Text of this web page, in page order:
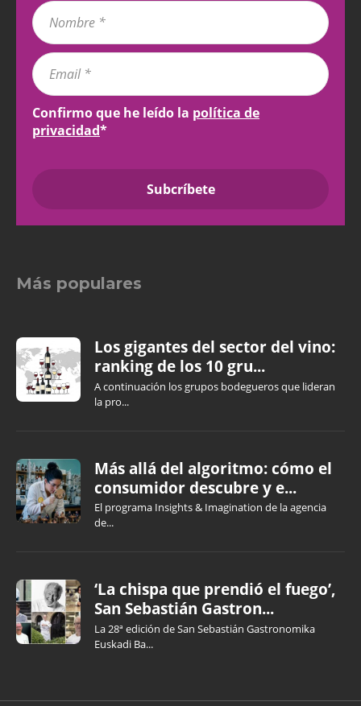
Confirmo que he leído la política de
privacidad*
Más populares
Los gigantes del sector del vino:
ranking de los 10 gru...
A continuación los grupos bodegueros que lideran
la pro...
Más allá del algoritmo: cómo el
consumidor descubre y e...
El programa Insights & Imagination de la agencia
de...
‘La chispa que prendió el fuego’,
San Sebastián Gastron...
La 28ª edición de San Sebastián Gastronomika
Euskadi Ba...